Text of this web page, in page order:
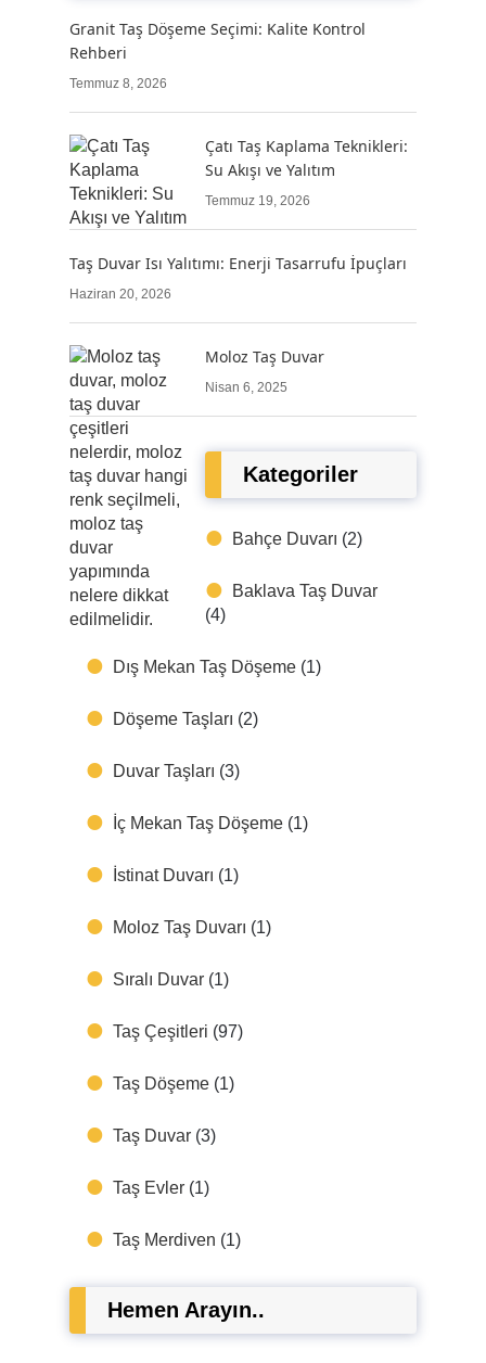
Granit Taş Döşeme Seçimi: Kalite Kontrol
Rehberi
Temmuz 8, 2026
Çatı Taş Kaplama Teknikleri:
Su Akışı ve Yalıtım
Temmuz 19, 2026
Taş Duvar Isı Yalıtımı: Enerji Tasarrufu İpuçları
Haziran 20, 2026
Moloz Taş Duvar
Nisan 6, 2025
Kategoriler
Bahçe Duvarı (2)
Baklava Taş Duvar
(4)
Dış Mekan Taş Döşeme (1)
Döşeme Taşları (2)
Duvar Taşları (3)
İç Mekan Taş Döşeme (1)
İstinat Duvarı (1)
Moloz Taş Duvarı (1)
Sıralı Duvar (1)
Taş Çeşitleri (97)
Taş Döşeme (1)
Taş Duvar (3)
Taş Evler (1)
Taş Merdiven (1)
Hemen Arayın..